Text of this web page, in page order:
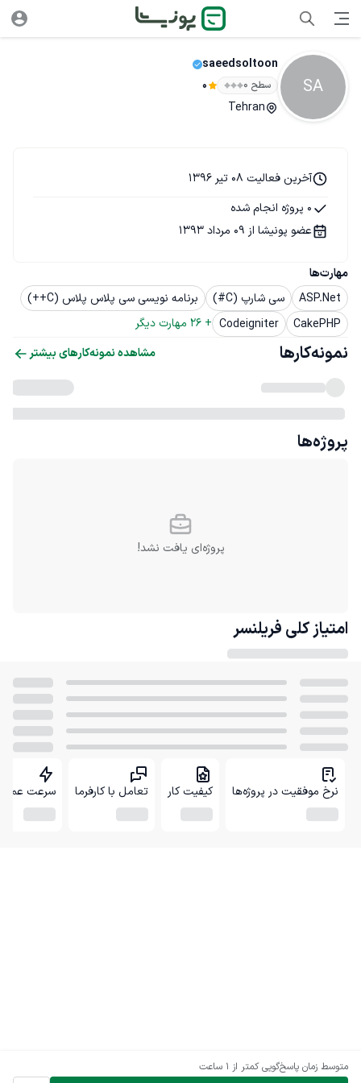
SA
saeedsoltoon
سطح ۰ 0
Tehran
متوسط زمان پاسخ‌گویی کمتر از 1 ساعت
مهارت‌ها
ASP.Net
سی شارپ (C#)
برنامه نویسی سی پلاس پلاس (C++)
CakePHP
Codeigniter
+
26 مهارت دیگر
آخرین فعالیت 08 تیر 1396
0 پروژه انجام شده
عضو پونیشا از 09 مرداد 1393
نمونه‌کارها مشاهده نمونه‌کارهای بیشتر
پروژه‌ها
پروژه‌ای یافت نشد!
امتیاز کلی فریلنسر
نرخ موفقیت در پروژه‌ها کیفیت کار تعامل با کارفرما سرعت عمل